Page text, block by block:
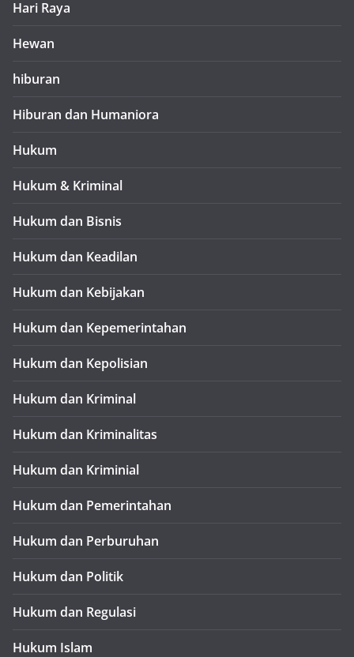
Hari Raya
Hewan
hiburan
Hiburan dan Humaniora
Hukum
Hukum & Kriminal
Hukum dan Bisnis
Hukum dan Keadilan
Hukum dan Kebijakan
Hukum dan Kepemerintahan
Hukum dan Kepolisian
Hukum dan Kriminal
Hukum dan Kriminalitas
Hukum dan Kriminial
Hukum dan Pemerintahan
Hukum dan Perburuhan
Hukum dan Politik
Hukum dan Regulasi
Hukum Islam